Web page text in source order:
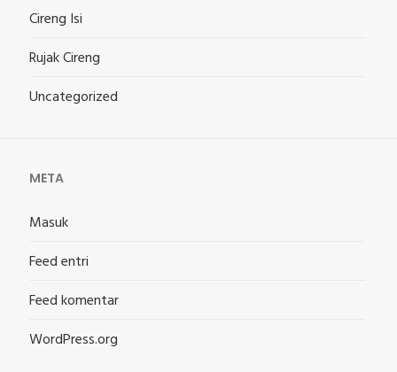
Cireng Isi
Rujak Cireng
Uncategorized
META
Masuk
Feed entri
Feed komentar
WordPress.org